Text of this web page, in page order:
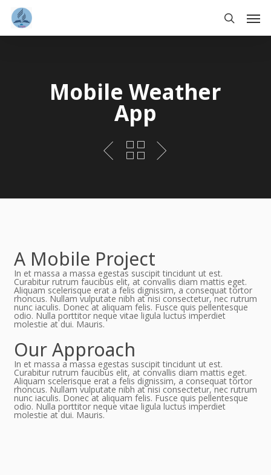
main
content search
Mobile Weather
App
A Mobile Project
In et massa a massa egestas suscipit tincidunt ut est.
Curabitur rutrum faucibus elit, at convallis diam mattis eget.
Aliquam scelerisque erat a felis dignissim, a consequat tortor
rhoncus. Nullam vulputate nibh at nisi consectetur, nec rutrum
nunc iaculis. Donec at aliquam felis. Fusce quis pellentesque
odio. Nulla porttitor neque vitae ligula luctus imperdiet
molestie at dui. Mauris.
Our Approach
In et massa a massa egestas suscipit tincidunt ut est.
Curabitur rutrum faucibus elit, at convallis diam mattis eget.
Aliquam scelerisque erat a felis dignissim, a consequat tortor
rhoncus. Nullam vulputate nibh at nisi consectetur, nec rutrum
nunc iaculis. Donec at aliquam felis. Fusce quis pellentesque
odio. Nulla porttitor neque vitae ligula luctus imperdiet
molestie at dui. Mauris.